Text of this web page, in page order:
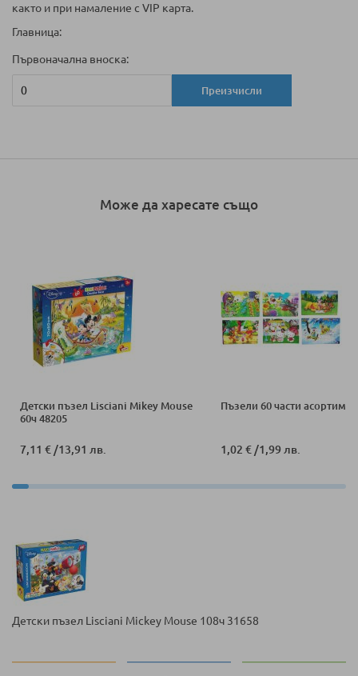
както и при намаление с VIP карта.
Главница:
Първоначална вноска:
Преизчисли
Може да харесате също
Детски пъзел Lisciani Mikey Mouse
60ч 48205
7,11 €/13,91 лв.
Пъзели 60 части
1,02 €/1,99 лв.
Детски пъзел Lisciani Mickey Mouse 108ч 31658